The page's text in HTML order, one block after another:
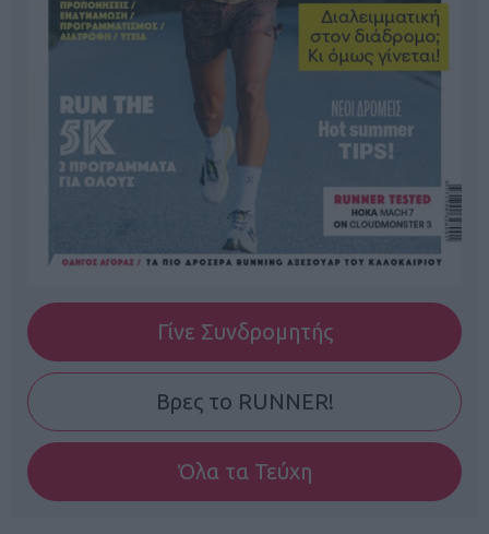
Γίνε Συνδρομητής
Βρες το RUNNER!
Όλα τα Τεύχη